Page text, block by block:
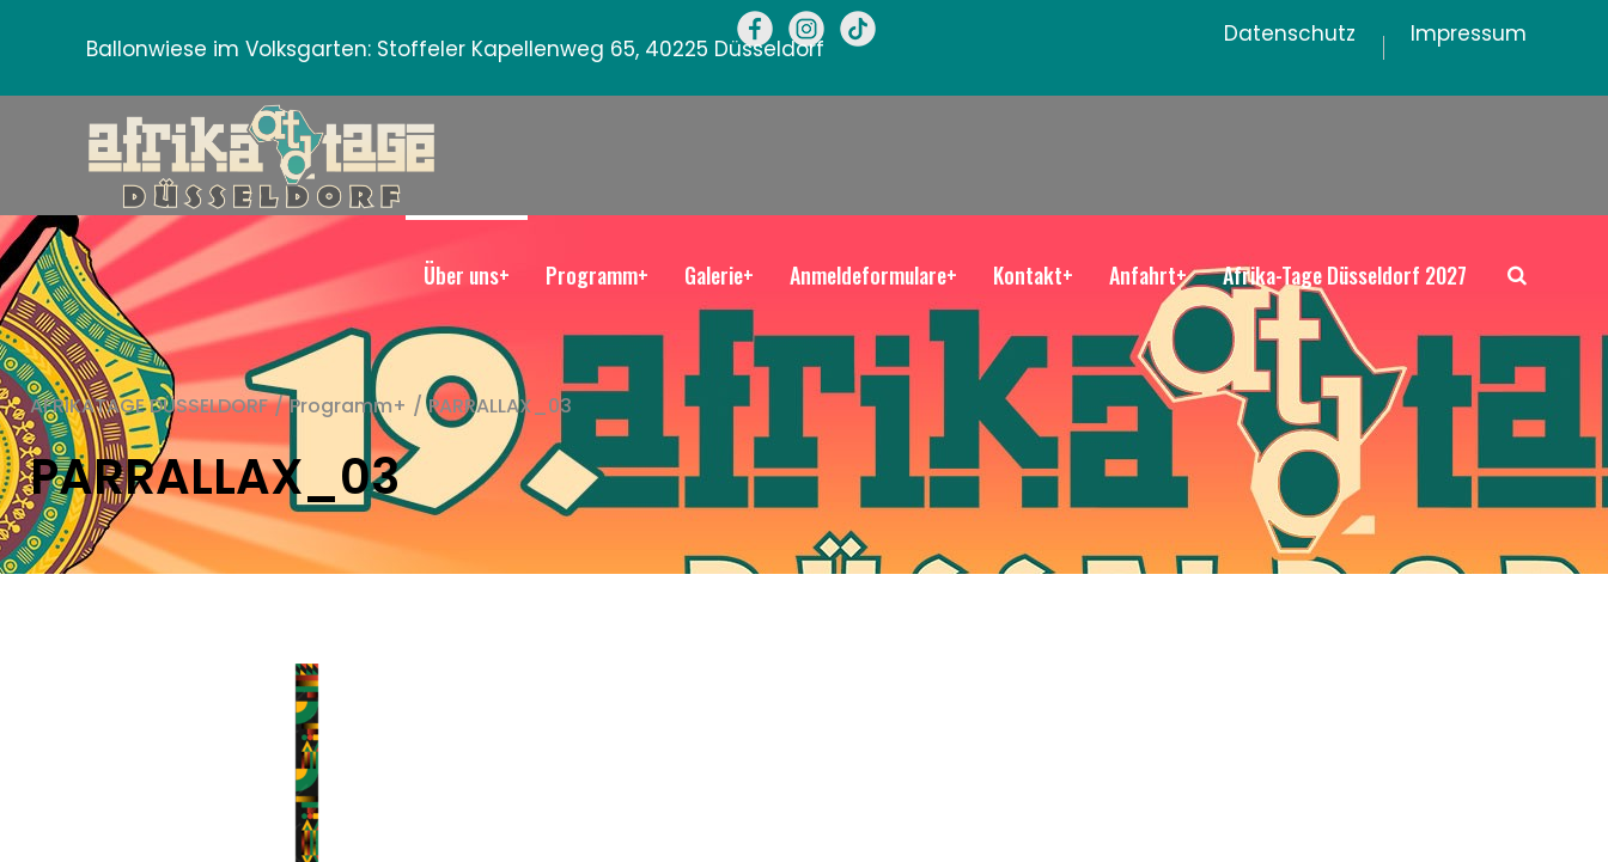
Ballonwiese im Volksgarten: Stoffeler Kapellenweg 65, 40225 Düsseldorf
Datenschutz Impressum
Über uns+ Programm+ Galerie+ Anmeldeformulare+ Kontakt+ Anfahrt+ Afrika-Tage Düsseldorf 2027
AFRIKATAGE DÜSSELDORF / Programm+ / PARRALLAX_03
PARRALLAX_03